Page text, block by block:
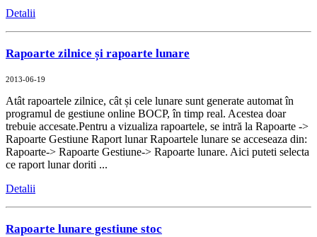
Detalii
Rapoarte zilnice și rapoarte lunare
2013-06-19
Atât rapoartele zilnice, cât și cele lunare sunt generate automat în
programul de gestiune online BOCP, în timp real. Acestea doar
trebuie accesate.Pentru a vizualiza rapoartele, se intră la Rapoarte ->
Rapoarte Gestiune Raport lunar Rapoartele lunare se acceseaza din:
Rapoarte-> Rapoarte Gestiune-> Rapoarte lunare. Aici puteti selecta
ce raport lunar doriti ...
Detalii
Rapoarte lunare gestiune stoc